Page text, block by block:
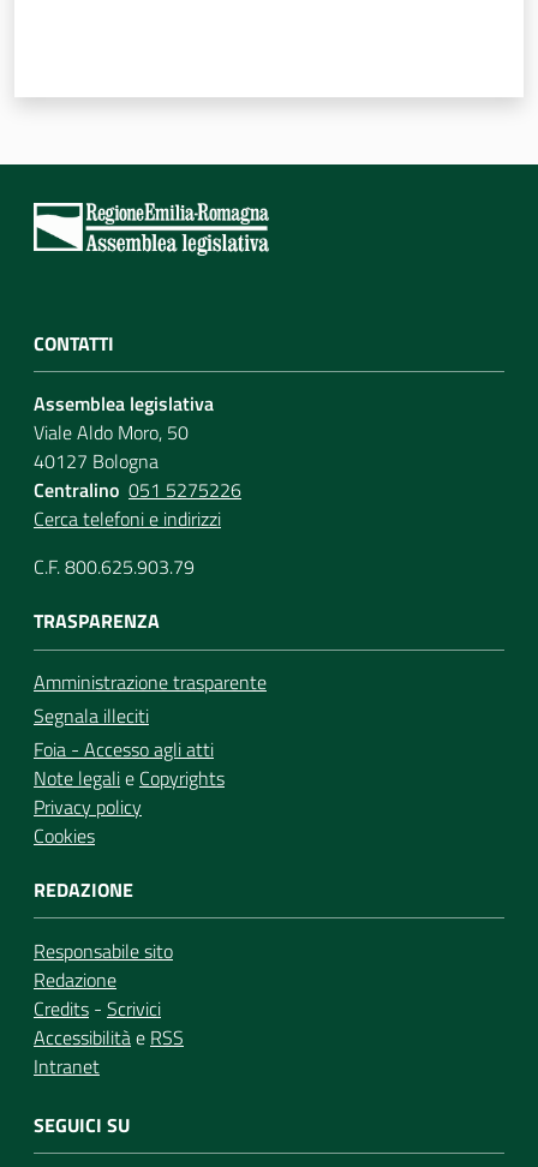
Attività
Argomenti
Per i cittadini
CONTATTI
Assemblea legislativa
Viale Aldo Moro, 50
40127 Bologna
Centralino 051 5275226
Cerca telefoni e indirizzi
C.F. 800.625.903.79
TRASPARENZA
Amministrazione trasparente
Segnala illeciti
Foia - Accesso agli atti
Note legalie Copyrights
Privacy policy
Cookies
REDAZIONE
Responsabile sito
Redazione
Credits - Scrivici
Accessibilitàe RSS
Intranet
SEGUICI SU